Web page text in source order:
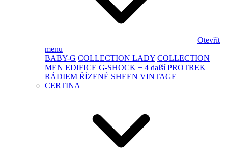
Otevřít
menu
BABY-G COLLECTION LADY COLLECTION
MEN EDIFICE G-SHOCK + 4 další PROTREK
RÁDIEM ŘÍZENÉ SHEEN VINTAGE
CERTINA